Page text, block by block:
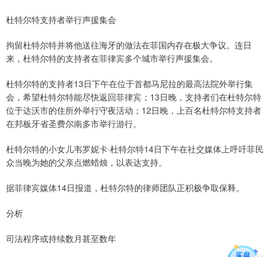
杜特尔特支持者举行声援集会
拘留杜特尔特并将他送往海牙的做法在菲国内存在极大争议。连日
来，杜特尔特的支持者在菲律宾多个城市举行声援集会。
杜特尔特的支持者13日下午在位于首都马尼拉的最高法院外举行集
会，希望杜特尔特能尽快返回菲律宾；13日晚，支持者们在杜特尔特
位于达沃市的住所外举行守夜活动；12日晚，上百名杜特尔特支持者
在邦板牙省圣费尔南多市举行游行。
杜特尔特的小女儿韦罗妮卡·杜特尔特14日下午在社交媒体上呼吁菲民
众当晚为她的父亲点燃蜡烛，以表达支持。
据菲律宾媒体14日报道，杜特尔特的律师团队正积极争取保释。
分析
司法程序或持续数月甚至数年